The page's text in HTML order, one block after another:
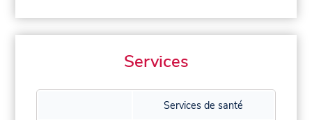
Services
Services de santé